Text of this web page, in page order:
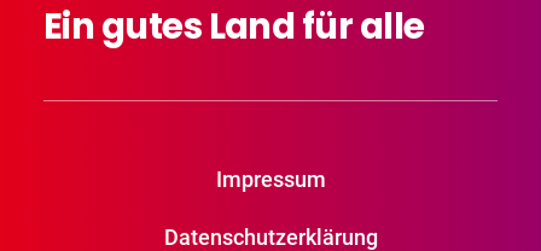
EingutesLandfüralle
Impressum
Datenschutzerklärung